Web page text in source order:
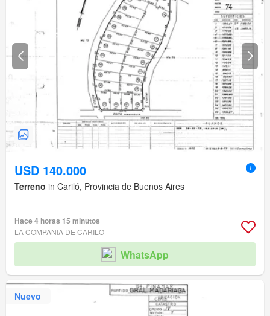
USD 140.000
Terreno in Cariló, Provincia de Buenos Aires
Hace 4 horas 15 minutos
LA COMPANIA DE CARILO
WhatsApp
Nuevo